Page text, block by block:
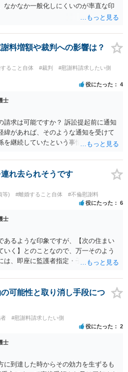
なかなか一般化しにくいのが率直な印
料増額や裁判への影響は？
ること自体 #裁判
#慰謝料請求したい側
役にたった 4
士
請求は可能ですか？ 訴訟提起前に通知
緯があれば、そのような通知を受けて
を継続していたという事情は悪質性を
担当弁護士に確認してみるとよいでし
の裁判に影響することはあるのでしょ
は、上記のとおり増額事由になり得
の請求額が認容されやすいように今
とになるでしょう。方針について、担
いと思います。
れ去られそうです
等) #離婚すること自体 #不倫慰謝料
役にたった 6
士
あるような印象ですが、【次の住まい
いく】とのことなので、万一そのよう
は、即座に監護者指定・子の引渡しの
定が争いになる場合、現在の実務では
」という基準で判断されます。具体的
至るまで、産休・育休取得の有無、子
績をもとにして、他方配偶者と比較
してきた者であるかどうかが重要にな
含めて8割私です。】ということでは
々な具体的な事情を踏まえて検討す
士などに個別に相談することをお勧
可能性と取り消し手段につ
#慰謝料請求したい側
役にたった 2
士
に到達した時からその効力を生ずるも